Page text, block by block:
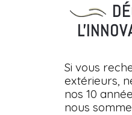
Si vous
extérieurs,
nos 10
nous